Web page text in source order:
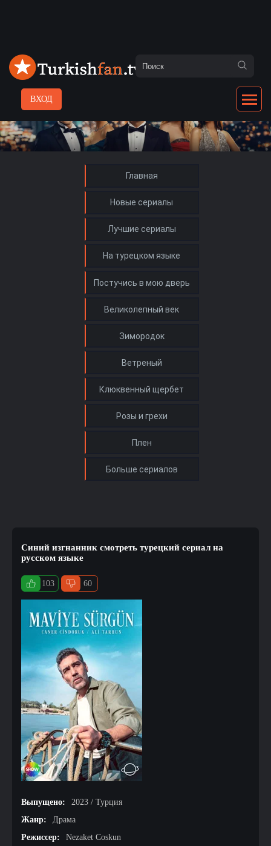
ВХОД
Главная
Новые сериалы
Лучшие сериалы
На турецком языке
Синий изгнанник смотреть турецкий сериал на
русском языке
103 60
Выпущено:
2023 / Турция
Жанр:
Драма
Режиссер:
Nezaket Coskun